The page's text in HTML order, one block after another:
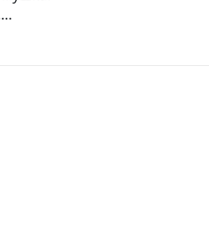
в ТГ
по телефону.